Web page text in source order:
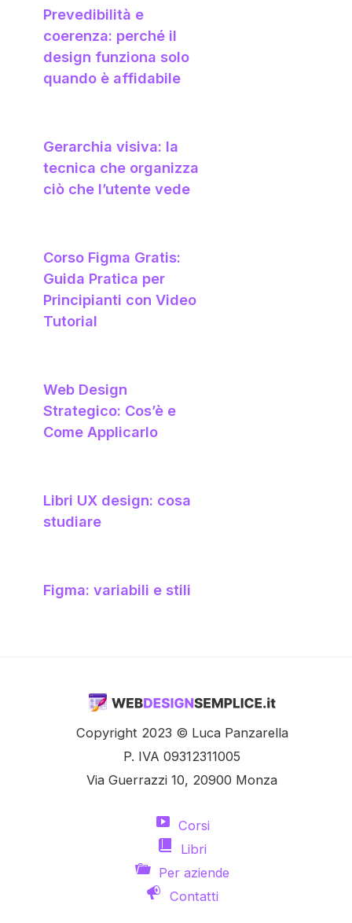
Prevedibilità e
coerenza: perché il
design funziona solo
quando è affidabile
Gerarchia visiva: la
tecnica che organizza
ciò che l’utente vede
Corso Figma Gratis:
Guida Pratica per
Principianti con Video
Tutorial
Web Design
Strategico: Cos’è e
Come Applicarlo
Libri UX design: cosa
studiare
Figma: variabili e stili
Copyright 2023 © Luca Panzarella
P. IVA 09312311005
Via Guerrazzi 10, 20900 Monza
Corsi
Libri
Per aziende
Contatti